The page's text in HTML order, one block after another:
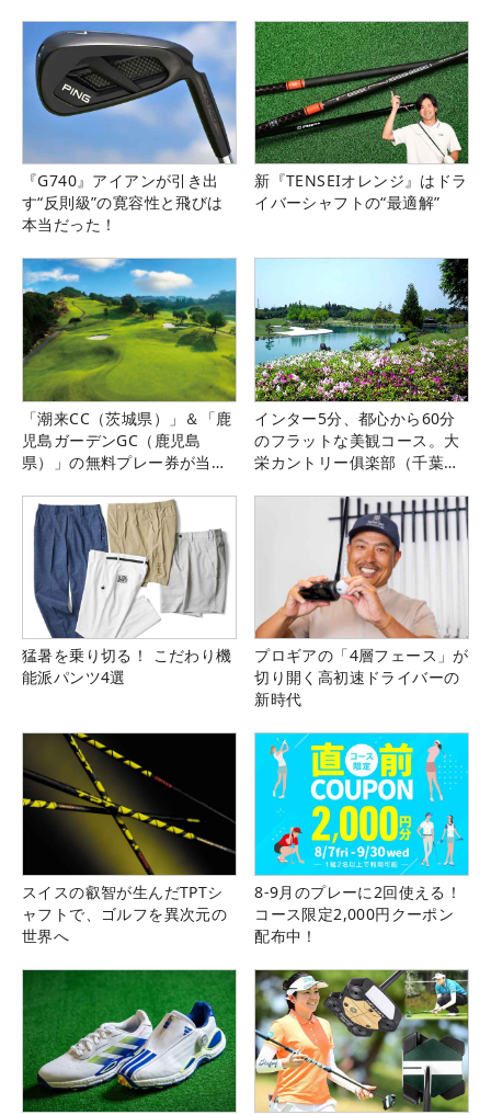
『G740』アイアンが引き出
す“反則級”の寛容性と飛びは
本当だった！
新『TENSEIオレンジ』はドラ
イバーシャフトの“最適解”
「潮来CC（茨城県）」＆「鹿
児島ガーデンGC（鹿児島
県）」の無料プレー券が当た
インター5分、都心から60分
のフラットな美観コース。大
栄カントリー俱楽部（千葉
猛暑を乗り切る！ こだわり機
能派パンツ4選
プロギアの「4層フェース」が
切り開く高初速ドライバーの
新時代
スイスの叡智が生んだTPTシ
ャフトで、ゴルフを異次元の
世界へ
8-9月のプレーに2回使える！
コース限定2,000円クーポン
配布中！